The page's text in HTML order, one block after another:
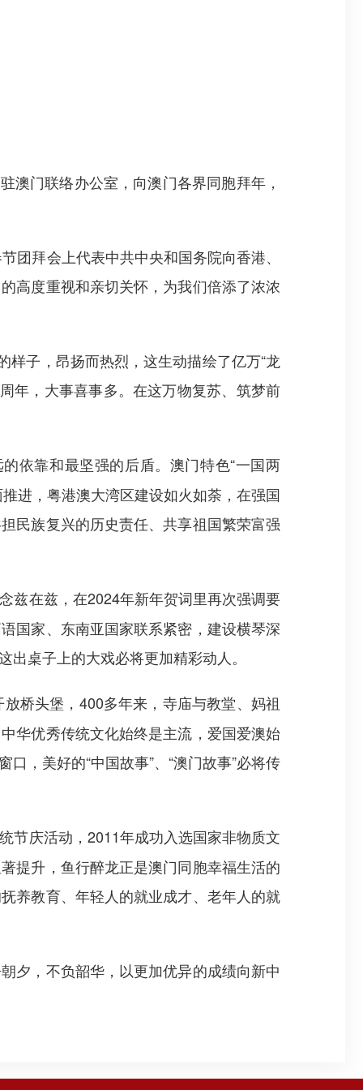
门联络办公室，向澳门各界同胞拜年，
拜会上代表中共中央和国务院向香港、
高度重视和亲切关怀，为我们倍添了浓浓
子，昂扬而热烈，这生动描绘了亿万“龙
年，大事喜事多。在这万物复苏、筑梦前
依靠和最坚强的后盾。澳门特色“一国两
进，粤港澳大湾区建设如火如荼，在强国
民族复兴的历史责任、共享祖国繁荣富强
兹在兹，在2024年新年贺词里再次强调要
国家、东南亚国家联系紧密，建设横琴深
桌子上的大戏必将更加精彩动人。
桥头堡，400多年来，寺庙与教堂、妈祖
华优秀传统文化始终是主流，爱国爱澳始
，美好的“中国故事”、“澳门故事”必将传
节庆活动，2011年成功入选国家非物质文
提升，鱼行醉龙正是澳门同胞幸福生活的
养教育、年轻人的就业成才、老年人的就
，不负韶华，以更加优异的成绩向新中